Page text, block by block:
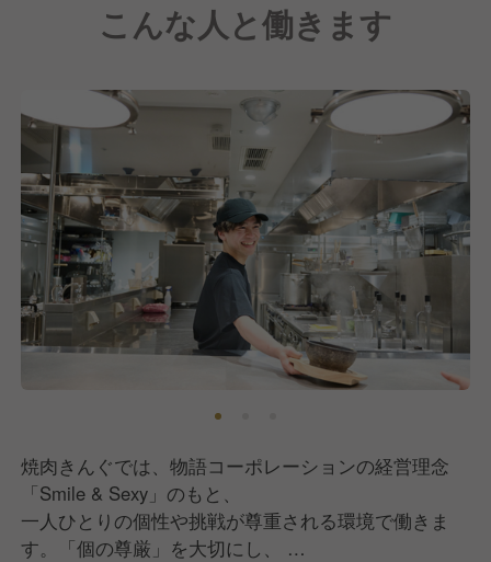
こんな人と働きます
焼肉きんぐでは、物語コーポレーションの経営理念
「Smile & Sexy」のもと、
一人ひとりの個性や挑戦が尊重される環境で働きま
す。「個の尊厳」を大切にし、